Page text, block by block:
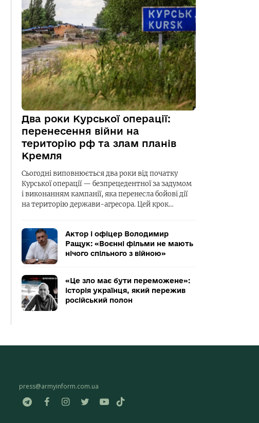
Два роки Курської операції:
перенесення війни на
територію рф та злам планів
Кремля
Сьогодні виповнюється два роки від початку
Курської операції — безпрецедентної за задумом
і виконанням кампанії, яка перенесла бойові дії
на територію держави-агресора. Цей крок…
Актор і офіцер Володимир
Ращук: «Воєнні фільми не мають
нічого спільного з війною»
«Це зло має бути переможене»:
історія українця, який пережив
російський полон
press@armyinform.com.ua